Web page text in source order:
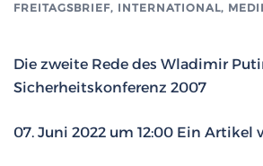
FREITAGSBRIEF, INTERNATIONAL,
Die zweite Rede des Wladimir
Sicherheitskonferenz 2007
07. Juni 2022 um 12:00 Ein Artikel